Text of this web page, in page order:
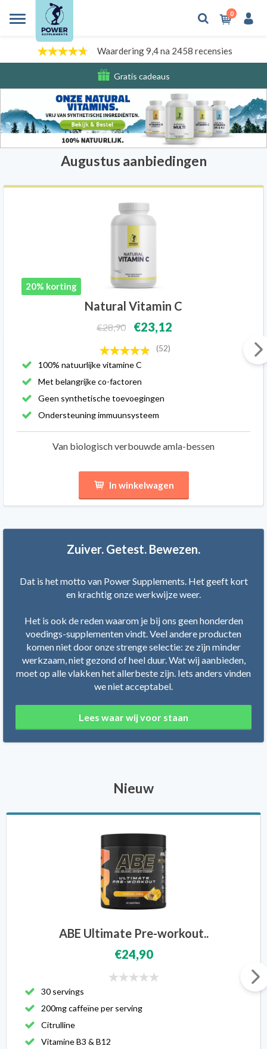
0
Waardering 9,4 na 2458 recensies
Gratis cadeaus
Verzendkosten
Augustus aanbiedingen
20% korting
Natural Vitamin C
€28,90 €23,12
(52)
100% natuurlijke vitamine C
Met belangrijke co-factoren
Geen synthetische toevoegingen
Ondersteuning immuunsysteem
Van biologisch verbouwde amla-bessen
In winkelwagen
Zuiver. Getest. Bewezen.
Dat is het motto van Power Supplements. Het geeft kort
en krachtig onze werkwijze weer.
Het is ook de reden waarom je bij ons geen honderden
voedings-supplementen vindt. Veel andere producten
komen niet door onze strenge selectie: ze zijn minder
werkzaam, niet gezond of heel duur. Wat wij aanbieden,
moet op alle vlakken het allerbeste zijn. Iets anders vinden
we niet acceptabel.
Lees waar wij voor staan
Nieuw
ABE Ultimate Pre-workout..
€24,90
30 servings
200mg caffeïne per serving
Citrulline
Vitamine B3 & B12